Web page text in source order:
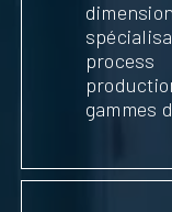
gammes